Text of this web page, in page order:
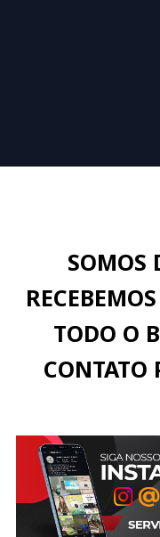
SOMOS
TODO O
CONTATO